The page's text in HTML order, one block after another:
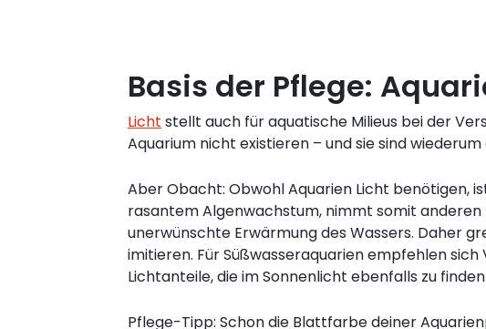
Basis der Pflege:
Licht stellt auch für aquatische Milieus bei der
Aquarium nicht existieren – und sie sind
Aber Obacht: Obwohl Aquarien Licht benötigen,
rasantem Algenwachstum, nimmt somit
unerwünschte Erwärmung des Wassers. Daher
imitieren. Für Süßwasseraquarien empfehlen
Lichtanteile, die im Sonnenlicht ebenfalls zu finden
Pflege-Tipp: Schon die Blattfarbe deiner